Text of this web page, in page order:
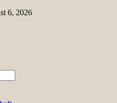
6, 2026
Kultur & Wissenschaft